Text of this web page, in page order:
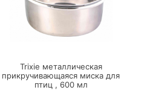
ПЕРЕЙТИ
Trixie металлическая
прикручивающаяся миска для
птиц , 600мл